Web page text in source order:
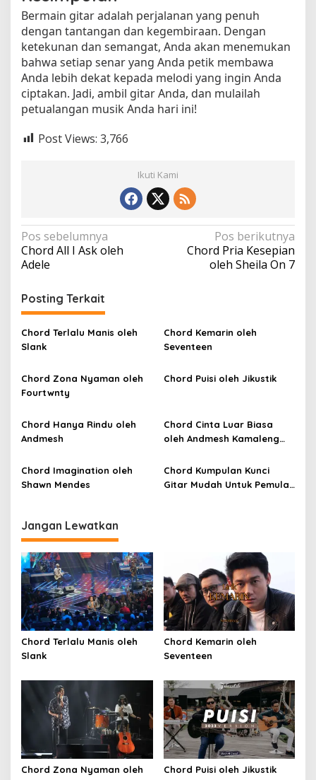
Bermain gitar adalah perjalanan yang penuh
dengan tantangan dan kegembiraan. Dengan
ketekunan dan semangat, Anda akan menemukan
bahwa setiap senar yang Anda petik membawa
Anda lebih dekat kepada melodi yang ingin Anda
ciptakan. Jadi, ambil gitar Anda, dan mulailah
petualangan musik Anda hari ini!
Post Views: 3,766
Ikuti Kami
N
a
i
g
a
s
i
p
o
s
Pos sebelumnya
Chord All I Ask oleh
Adele
Pos berikutnya
Chord Pria Kesepian
oleh Sheila On 7
Posting Terkait
Chord Terlalu Manis oleh
Slank
Chord Kemarin oleh
Seventeen
Chord Zona Nyaman oleh
Fourtwnty
Chord Puisi oleh Jikustik
Chord Hanya Rindu oleh
Andmesh
Chord Cinta Luar Biasa
oleh Andmesh Kamaleng
SKA)
Chord Imagination oleh
Shawn Mendes
Chord Kumpulan Kunci
Gitar Mudah Untuk Pemula
Jangan Lewatkan
Chord Terlalu Manis oleh
Slank
Chord Kemarin oleh
Seventeen
Chord Zona Nyaman oleh
Chord Puisi oleh Jikustik